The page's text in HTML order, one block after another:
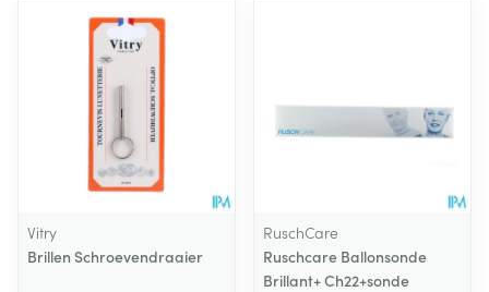
Vitry
Brillen Schroevendraaier
RuschCare
Ruschcare Ballonsonde
Brillant+ Ch22+sonde